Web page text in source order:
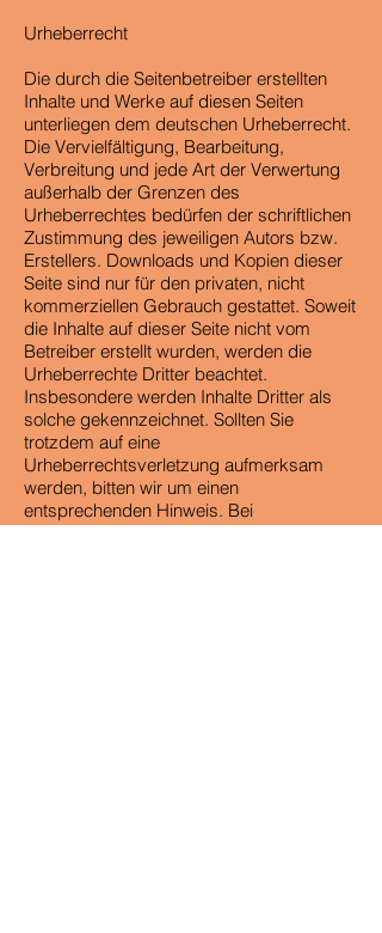
Urheberrecht
Die durch die Seitenbetreiber erstellten
Inhalte und Werke auf diesen Seiten
unterliegen dem deutschen Urheberrecht.
Die Vervielfältigung, Bearbeitung,
Verbreitung und jede Art der Verwertung
außerhalb der Grenzen des
Urheberrechtes bedürfen der schriftlichen
Zustimmung des jeweiligen Autors bzw.
Erstellers. Downloads und Kopien dieser
Seite sind nur für den privaten, nicht
kommerziellen Gebrauch gestattet. Soweit
die Inhalte auf dieser Seite nicht vom
Betreiber erstellt wurden, werden die
Urheberrechte Dritter beachtet.
Insbesondere werden Inhalte Dritter als
solche gekennzeichnet. Sollten Sie
trotzdem auf eine
Urheberrechtsverletzung aufmerksam
werden, bitten wir um einen
entsprechenden Hinweis. Bei
Bekanntwerden von Rechtsverletzungen